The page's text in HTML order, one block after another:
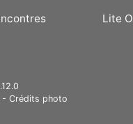
Lite
- Crédits photo